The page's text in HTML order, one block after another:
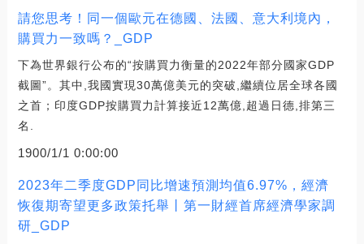
請您思考！同一個歐元在德國、法國、意大利境內，
購買力一致嗎？_GDP
下為世界銀行公布的“按購買力衡量的2022年部分國家GDP
截圖”。其中,我國實現30萬億美元的突破,繼續位居全球各國
之首；印度GDP按購買力計算接近12萬億,超過日德,排第三
名.
1900/1/1 0:00:00
2023年二季度GDP同比增速預測均值6.97%，經濟
恢復期寄望更多政策托舉丨第一財經首席經濟學家調
研_GDP